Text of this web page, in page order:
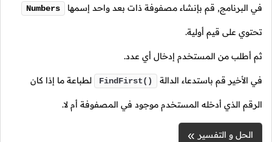
في البرنامج, قم بإنشاء مصفوفة ذات بعد واحد إسمها Numbers
تحتوي على قيم أولية.
ثم أطلب من المستخدم إدخال أي عدد.
في الأخير قم باستدعاء الدالة FindFirst() لطباعة ما إذا كان
الرقم الذي أدخله المستخدم موجود في المصفوفة أم لا.
الحل و التفسير